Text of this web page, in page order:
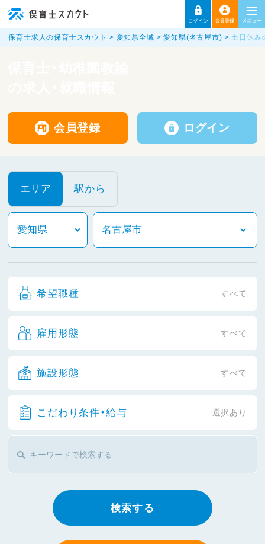
保育士求人の保育士スカウト 愛知県全域 愛知県(名古屋市) 土日休み
会員登録 ログイン
エリア 駅から
希望職種 すべて
雇用形態 すべて
施設形態 すべて
こだわり条件・給与 選択あり
検索する